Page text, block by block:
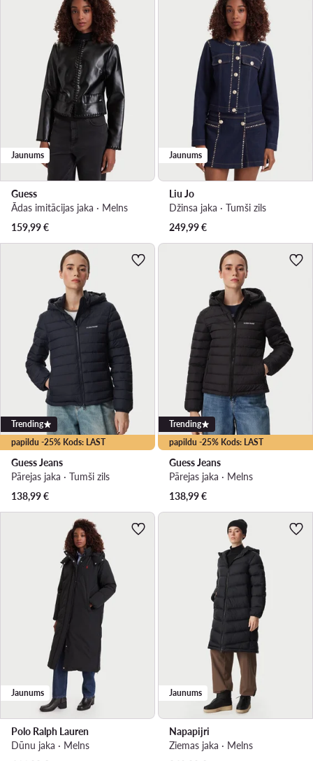
Jaunums
Guess
Ādas imitācijas jaka · Melns
159,99€
Jaunums
Liu Jo
Džinsa jaka · Tumši zils
249,99€
papildu -25% Kods: LAST
Trending
Guess Jeans
Pārejas jaka · Tumši zils
138,99€
papildu -25% Kods: LAST
Trending
Guess Jeans
Pārejas jaka · Melns
138,99€
Jaunums
Polo Ralph Lauren
Dūnu jaka · Melns
Jaunums
Napapijri
Ziemas jaka · Melns